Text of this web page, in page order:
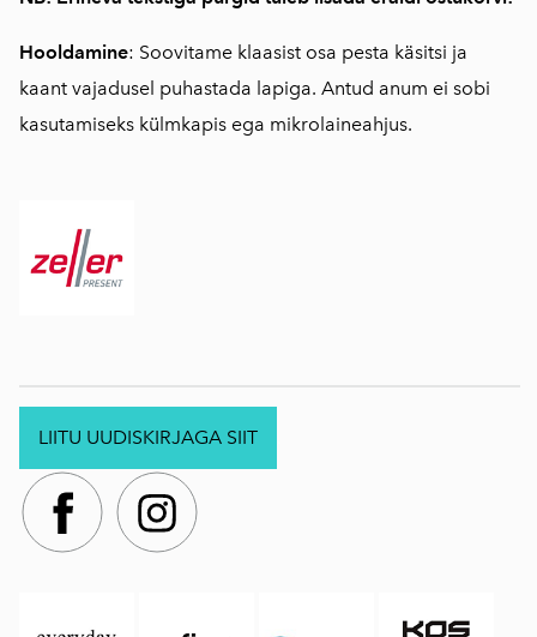
Hooldamine: Soovitame klaasist osa pesta käsitsi ja
kaant vajadusel puhastada lapiga. Antud anum ei sobi
kasutamiseks külmkapis ega mikrolaineahjus.
LIITU UUDISKIRJAGA SIIT